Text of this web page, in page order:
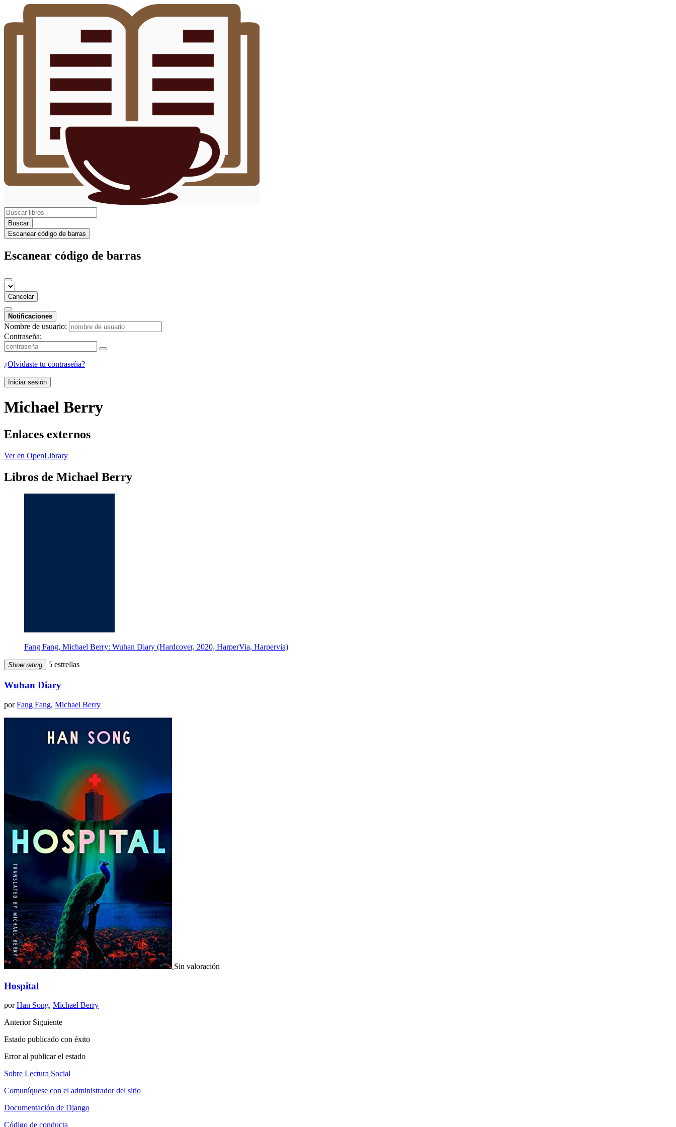
Buscar
Escanear código de barras
Escanear código de barras
Cancelar
Notificaciones
Nombre de usuario:
Contraseña:
¿Olvidaste tu contraseña?
Iniciar sesión
Michael Berry
Enlaces externos
Ver en OpenLibrary
Libros de Michael Berry
Fang Fang, Michael Berry: Wuhan Diary (Hardcover, 2020, HarperVia, Harpervia)
Show rating 5 estrellas
Wuhan Diary
porFang Fang, Michael Berry
Sin valoración
Hospital
porHan Song, Michael Berry
Anterior Siguiente
Estado publicado con éxito
Error al publicar el estado
Sobre Lectura Social
Comuníquese con el administrador del sitio
Documentación de Django
Código de conducta